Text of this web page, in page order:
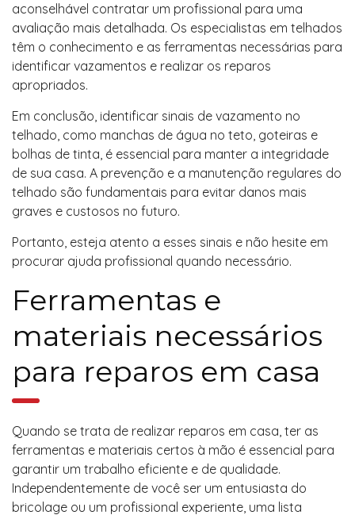
aconselhável contratar um profissional para uma
avaliação mais detalhada. Os especialistas em telhados
têm o conhecimento e as ferramentas necessárias para
identificar vazamentos e realizar os reparos
apropriados.
Em conclusão, identificar sinais de vazamento no
telhado, como manchas de água no teto, goteiras e
bolhas de tinta, é essencial para manter a integridade
de sua casa. A prevenção e a manutenção regulares do
telhado são fundamentais para evitar danos mais
graves e custosos no futuro.
Portanto, esteja atento a esses sinais e não hesite em
procurar ajuda profissional quando necessário.
Ferramentas e
materiais necessários
para reparos em casa
Quando se trata de realizar reparos em casa, ter as
ferramentas e materiais certos à mão é essencial para
garantir um trabalho eficiente e de qualidade.
Independentemente de você ser um entusiasta do
bricolage ou um profissional experiente, uma lista